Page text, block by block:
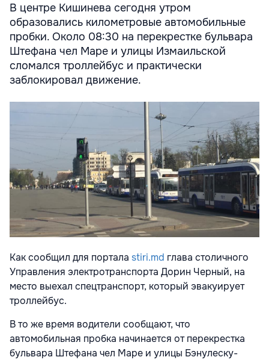
В центре Кишинева сегодня утром
образовались километровые автомобильные
пробки. Около 08:30 на перекрестке бульвара
Штефана чел Маре и улицы Измаильской
сломался троллейбус и практически
заблокировал движение.
Как сообщил для портала stiri.md глава столичного
Управления электротранспорта Дорин Черный, на
место выехал спецтранспорт, который эвакуирует
троллейбус.
В то же время водители сообщают, что
автомобильная пробка начинается от перекрестка
бульвара Штефана чел Маре и улицы Бэнулеску-